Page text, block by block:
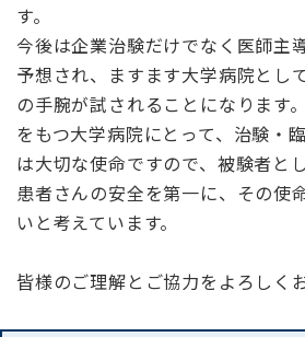
す。
今後は企業治験だけでなく医師主
予想され、ますます大学病院とし
の手腕が試されることになります
をもつ大学病院にとって、治験・
は大切な使命ですので、被験者と
患者さんの安全を第一に、その使
いと考えています。
皆様のご理解とご協力をよろしく